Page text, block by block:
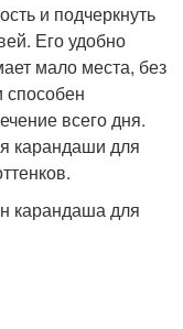
и подчеркнуть
Его удобно
мало места, без
способен
всего дня.
карандаши для
карандаша для